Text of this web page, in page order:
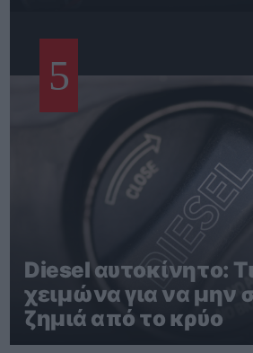
5
Diesel αυτοκίνητο:
χειμώνα για να μην
ζημιά από το κρύο